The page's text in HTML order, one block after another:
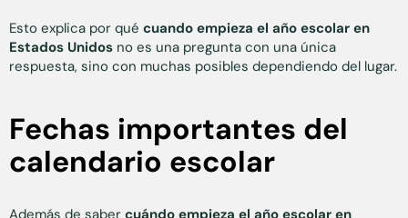
Esto explica por qué cuando empieza el año escolar en
Estados Unidos no es una pregunta con una única
respuesta, sino con muchas posibles dependiendo del lugar.
Fechas importantes del
calendario escolar